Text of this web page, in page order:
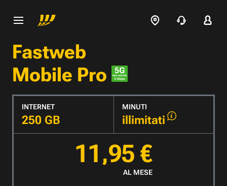
Fastweb
Mobile Pro
INTERNET
250 GB
MINUTI
illimitati
11,95 €
AL MESE